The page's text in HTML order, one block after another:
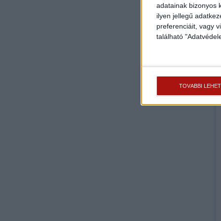
adatainak bizonyos
ilyen jellegű
preferenciáit, vagy
található
TOVÁBBI